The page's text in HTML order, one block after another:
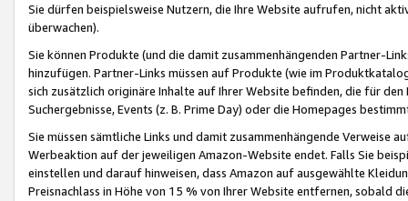
Sie dürfen beispielsweise Nutzern, die Ihre Website aufrufen, nicht
überwachen).
Sie können Produkte (und die damit zusammenhängenden Partner-
hinzufügen. Partner-Links müssen auf Produkte (wie im
sich zusätzlich originäre Inhalte auf Ihrer Website befinden, die für
Suchergebnisse, Events (z. B. Prime Day) oder die Homepages
Sie müssen sämtliche Links und damit zusammenhängende
Werbeaktion auf der jeweiligen Amazon-Website endet. Falls Sie
einstellen und darauf hinweisen, dass Amazon auf ausgewählte
Preisnachlass in Höhe von 15 % von Ihrer Website entfernen, sobald